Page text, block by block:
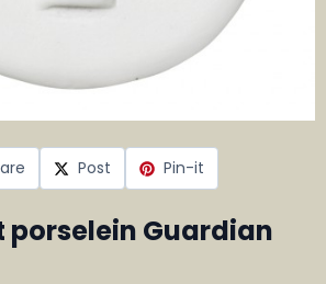
Post Pin-it
porselein Guardian